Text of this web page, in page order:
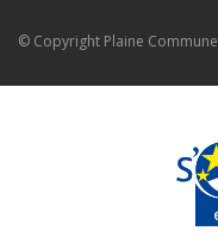
© Copyright Plaine Commune